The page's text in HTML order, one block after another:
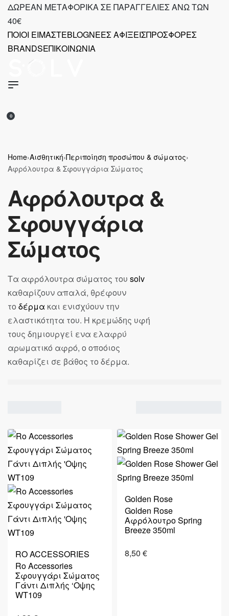
Skip
content
ΔΩΡΕΑΝ ΜΕΤΑΦΟΡΙΚΑ ΣΕ ΠΑΡΑΓΓΕΛΙΕΣ ΑΝΩ ΤΩΝ
40€
ΠΟΙΟΙ ΕΙΜΑΣΤΕBLOGΝΕΕΣ ΑΦΙΞΕΙΣΠΡΟΣΦΟΡΕΣ
BRANDSΕΠΙΚΟΙΝΩΝΙΑ
ACCOUNT
0OPEN
Home›Αισθητική›Περιποίηση προσώπου & σώματος›
Αφρόλουτρα & Σφουγγάρια Σώματος
Αφρόλουτρα &
Σφουγγάρια
Σώματος
Τα αφρόλουτρα σώματος του solv
καθαρίζουν απαλά, θρέφουν
το δέρμα και ενισχύουν την
ελαστικότητα του. Η κρεμώδης υφή
τους δημιουργεί ενα ελαφρύ
αρωματικό αφρό, ο οποόιος
καθαρίζει σε βάθος το δέρμα.
VIEW
3
Default sorting (Custom
ordering + Menu order)
RO ACCESSORIES
Ro Accessories
Σφουγγάρι Σώματος
Γάντι Διπλής ‘Oψης
WT109
Golden Rose
Golden Rose
Αφρόλουτρο Spring
Breeze 350ml
8,50 €